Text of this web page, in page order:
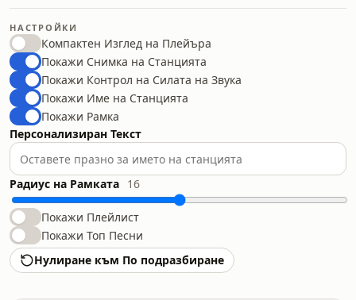
НАСТРОЙКИ
Компактен Изглед на Плейъра
Покажи Снимка на Станцията
Покажи Контрол на Силата на Звука
Покажи Име на Станцията
Покажи Рамка
Персонализиран Текст
Радиус на Рамката 16
Покажи Плейлист
Покажи Топ Песни
Нулиране към По подразбиране